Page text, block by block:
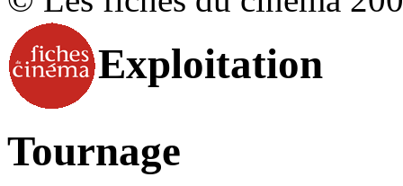
Exploitation
Tournage